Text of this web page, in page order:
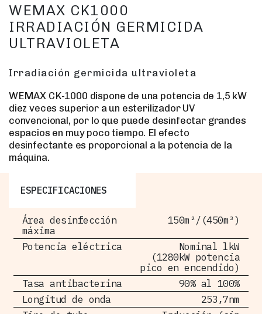
WEMAX CK1000
IRRADIACIÓN GERMICIDA
ULTRAVIOLETA
Irradiación germicida ultravioleta
WEMAX CK-1000 dispone de una potencia de 1,5 kW
diez veces superior a un esterilizador UV
convencional, por lo que puede desinfectar grandes
espacios en muy poco tiempo. El efecto
desinfectante es proporcional a la potencia de la
máquina.
ESPECIFICACIONES
Área desinfección
máxima
150m²/(450m³)
Potencia eléctrica
Nominal lkW
(1280kW potencia
pico en encendido)
Tasa antibacterina
90% al 100%
Longitud de onda
253,7nm